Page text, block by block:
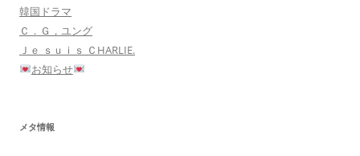
韓国ドラマ
Ｃ．Ｇ，ユング
Ｊｅ ｓｕｉｓ ＣHARLIE.
お知らせ
メタ情報